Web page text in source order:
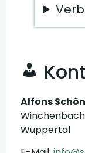
Alfons
Wuppertal